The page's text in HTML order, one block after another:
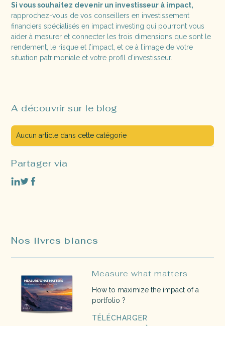
Si vous souhaitez devenir un investisseur à impact,
rapprochez-vous de vos conseillers en investissement
financiers spécialisés en impact investing qui pourront vous
aider à mesurer et connecter les trois dimensions que sont le
rendement, le risque et l’impact, et ce à l’image de votre
situation patrimoniale et votre profil d’investisseur.
A découvrir sur le blog
Aucun article dans cette catégorie
Partager via
Nos livres blancs
Measure what matters
How to maximize the impact of a
portfolio ?
TÉLÉCHARGER